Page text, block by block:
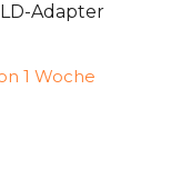
Adapter
1 Woche